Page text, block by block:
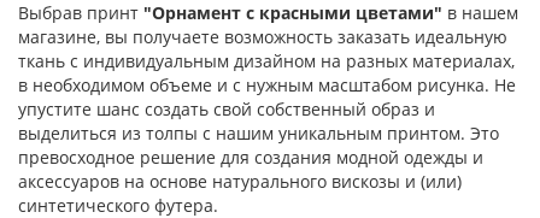
Выбрав принт "Орнамент с красными цветами" в нашем
магазине, вы получаете возможность заказать идеальную
ткань с индивидуальным дизайном на разных материалах,
в необходимом объеме и с нужным масштабом рисунка. Не
упустите шанс создать свой собственный образ и
выделиться из толпы с нашим уникальным принтом. Это
превосходное решение для создания модной одежды и
аксессуаров на основе натурального вискозы и (или)
синтетического футера.